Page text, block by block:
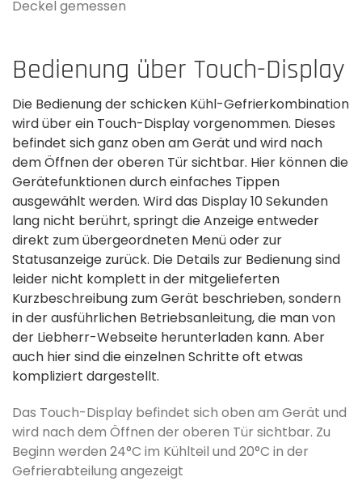
Deckel gemessen
Bedienung über Touch-Display
Die Bedienung der schicken Kühl-Gefrierkombination
wird über ein Touch-Display vorgenommen. Dieses
befindet sich ganz oben am Gerät und wird nach
dem Öffnen der oberen Tür sichtbar. Hier können die
Gerätefunktionen durch einfaches Tippen
ausgewählt werden. Wird das Display 10 Sekunden
lang nicht berührt, springt die Anzeige entweder
direkt zum übergeordneten Menü oder zur
Statusanzeige zurück. Die Details zur Bedienung sind
leider nicht komplett in der mitgelieferten
Kurzbeschreibung zum Gerät beschrieben, sondern
in der ausführlichen Betriebsanleitung, die man von
der Liebherr-Webseite herunterladen kann. Aber
auch hier sind die einzelnen Schritte oft etwas
kompliziert dargestellt.
Das Touch-Display befindet sich oben am Gerät und
wird nach dem Öffnen der oberen Tür sichtbar. Zu
Beginn werden 24°C im Kühlteil und 20°C in der
Gefrierabteilung angezeigt